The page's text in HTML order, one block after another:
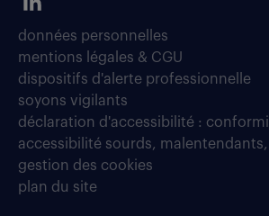
données personnelles
mentions légales & CGU
dispositifs d'alerte professionnelle
soyons vigilants
déclaration d'accessibilité :
accessibilité sourds,
gestion des cookies
plan du site